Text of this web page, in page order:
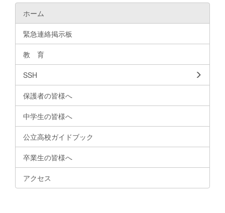
ホーム
緊急連絡掲示板
教 育
SSH
保護者の皆様へ
中学生の皆様へ
公立高校ガイドブック
卒業生の皆様へ
アクセス